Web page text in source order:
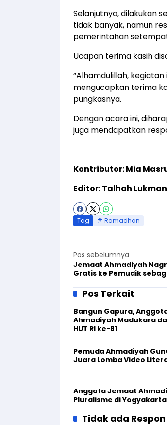
Selanjutnya, dilakukan
tidak banyak, namun
pemerintahan
Ucapan terima kasih
“Alhamdulillah,
mengucapkan terima
pungkasnya.
Dengan acara ini,
juga mendapatkan
Kontributor: Mia
Editor: Talhah
Tag Ramadhan
Pos sebelumnya
Jemaat Ahmadiyah
Gratis ke Pemudik
Pos Terkait
Bangun Gapura,
Ahmadiyah Madukara
HUT RI ke-81
Pemuda Ahmadiyah
Juara Lomba Video
Anggota Jemaat
Pluralisme di Yogyakarta
Tidak ada Respon